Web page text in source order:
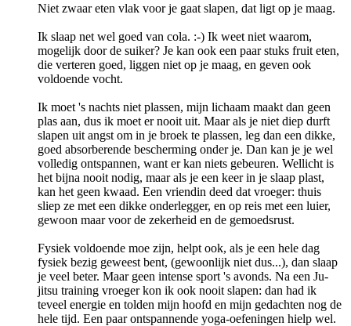
Niet zwaar eten vlak voor je gaat slapen, dat ligt op je maag.
Ik slaap net wel goed van cola. :-) Ik weet niet waarom,
mogelijk door de suiker? Je kan ook een paar stuks fruit eten,
die verteren goed, liggen niet op je maag, en geven ook
voldoende vocht.
Ik moet 's nachts niet plassen, mijn lichaam maakt dan geen
plas aan, dus ik moet er nooit uit. Maar als je niet diep durft
slapen uit angst om in je broek te plassen, leg dan een dikke,
goed absorberende bescherming onder je. Dan kan je je wel
volledig ontspannen, want er kan niets gebeuren. Wellicht is
het bijna nooit nodig, maar als je een keer in je slaap plast,
kan het geen kwaad. Een vriendin deed dat vroeger: thuis
sliep ze met een dikke onderlegger, en op reis met een luier,
gewoon maar voor de zekerheid en de gemoedsrust.
Fysiek voldoende moe zijn, helpt ook, als je een hele dag
fysiek bezig geweest bent, (gewoonlijk niet dus...), dan slaap
je veel beter. Maar geen intense sport 's avonds. Na een Ju-
jitsu training vroeger kon ik ook nooit slapen: dan had ik
teveel energie en tolden mijn hoofd en mijn gedachten nog de
hele tijd. Een paar ontspannende yoga-oefeningen hielp wel.